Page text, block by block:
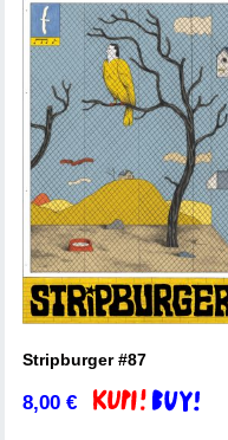
Stripburger #87
8,00€ Dodaj v košarico